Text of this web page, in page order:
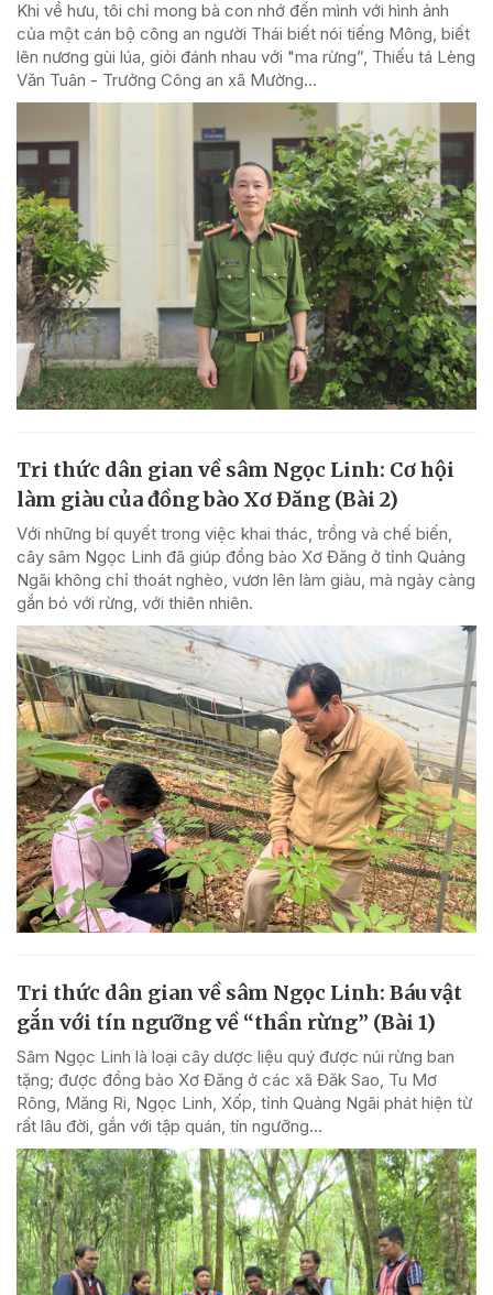
Khi về hưu, tôi chỉ mong bà con nhớ đến mình với hình ảnh
của một cán bộ công an người Thái biết nói tiếng Mông, biết
lên nương gùi lúa, giỏi đánh nhau với "ma rừng”, Thiếu tá Lèng
Văn Tuân - Trưởng Công an xã Mường...
Tri thức dân gian về sâm Ngọc Linh: Cơ hội
làm giàu của đồng bào Xơ Đăng (Bài 2)
Với những bí quyết trong việc khai thác, trồng và chế biến,
cây sâm Ngọc Linh đã giúp đồng bào Xơ Đăng ở tỉnh Quảng
Ngãi không chỉ thoát nghèo, vươn lên làm giàu, mà ngày càng
gắn bó với rừng, với thiên nhiên.
Tri thức dân gian về sâm Ngọc Linh: Báu vật
gắn với tín ngưỡng về “thần rừng” (Bài 1)
Sâm Ngọc Linh là loại cây dược liệu quý được núi rừng ban
tặng; được đồng bào Xơ Đăng ở các xã Đăk Sao, Tu Mơ
Rông, Măng Ri, Ngọc Linh, Xốp, tỉnh Quảng Ngãi phát hiện từ
rất lâu đời, gắn với tập quán, tín ngưỡng...